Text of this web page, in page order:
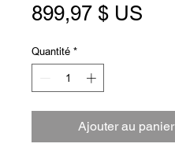
899,97 $ US
Quantité *
Ajouter au panier